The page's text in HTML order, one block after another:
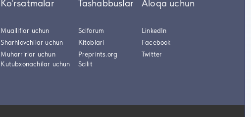
Ko'rsatmalar
Mualliflar uchun
Sharhlovchilar uchun
Muharrirlar uchun
Kutubxonachilar uchun
Tashabbuslar
Sciforum
Kitoblari
Preprints.org
Scilit
Aloqa uchun
LinkedIn
Facebook
Twitter